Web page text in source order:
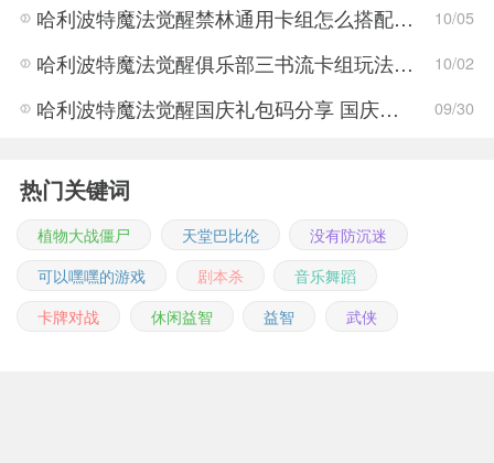
哈利波特魔法觉醒禁林通用卡组怎么搭配 卡组搭配推荐 10/05
哈利波特魔法觉醒俱乐部三书流卡组玩法 哈利波特魔法觉醒俱乐部三书流卡组搭配攻略 10/02
哈利波特魔法觉醒国庆礼包码分享 国庆礼包码获取攻略 09/30
热门关键词
植物大战僵尸 天堂巴比伦
没有防沉迷
可以嘿嘿的游戏
剧本杀
音乐舞蹈
卡牌对战
休闲益智 益智 武侠